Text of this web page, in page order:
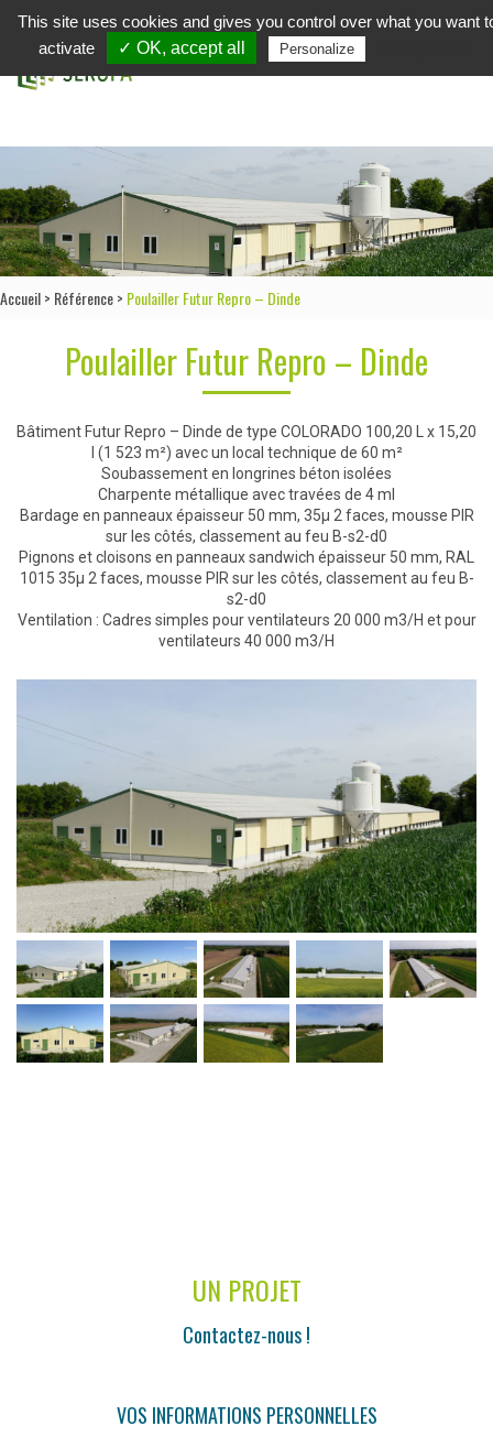
in
Accueil> Référence> Poulailler Futur Repro – Dinde
Poulailler Futur Repro – Dinde
Bâtiment Futur Repro – Dinde de type COLORADO 100,20 L x 15,20
l (1 523 m²) avec un local technique de 60 m²
Soubassement en longrines béton isolées
Charpente métallique avec travées de 4 ml
Bardage en panneaux épaisseur 50 mm, 35µ 2 faces, mousse PIR
sur les côtés, classement au feu B-s2-d0
Pignons et cloisons en panneaux sandwich épaisseur 50 mm, RAL
1015 35µ 2 faces, mousse PIR sur les côtés, classement au feu B-
s2-d0
Ventilation : Cadres simples pour ventilateurs 20 000 m3/H et pour
ventilateurs 40 000 m3/H
UN PROJET
Contactez-nous !
VOS INFORMATIONS PERSONNELLES
This site uses cookies and gives you control over what you want
activate
✓ OK, accept all Personalize